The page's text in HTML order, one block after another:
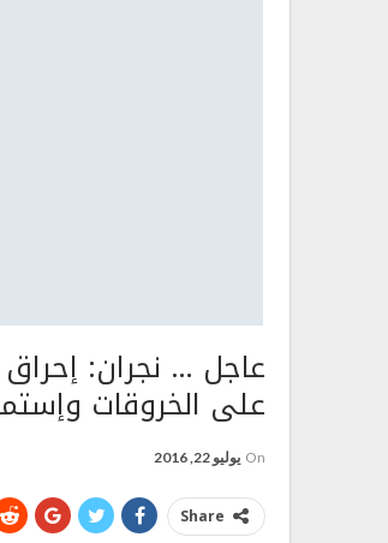
عاجل … نجران:
على الخروقات
On يوليو 22, 2016
Share